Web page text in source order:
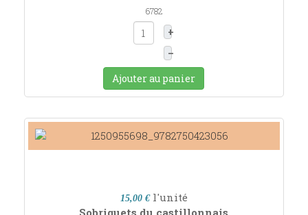
6782
+
–
Ajouter au panier
15,00 € l'unité
Sobriquets du castillonnais